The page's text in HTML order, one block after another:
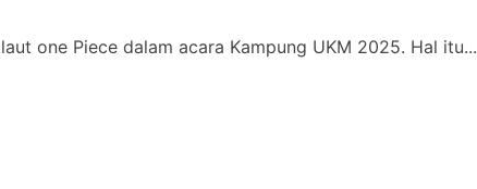
one Piece dalam acara Kampung UKM 2025. Hal itu...